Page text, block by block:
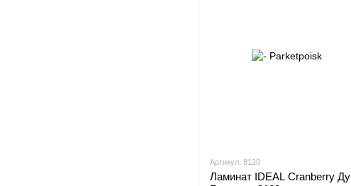
Артикул: 8120
Ламинат IDEAL Cranberry